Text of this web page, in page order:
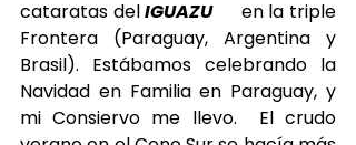
cataratas del IGUAZU[i]
en la triple
Frontera (Paraguay, Argentina y
Brasil). Estábamos celebrando la
Navidad en Familia en Paraguay, y
mi Consiervo me llevo.  El crudo